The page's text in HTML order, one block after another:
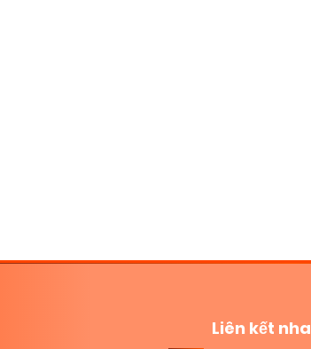
Liên kết